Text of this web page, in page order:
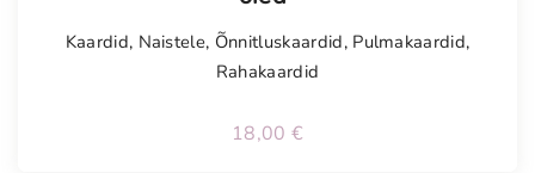
Kaardid, Naistele, Õnnitluskaardid, Pulmakaardid,
Rahakaardid
18,00 €